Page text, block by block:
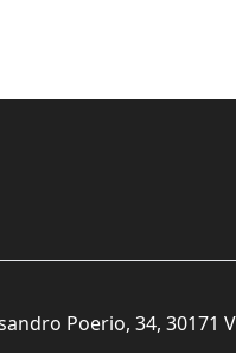
Poerio, 34, 30171